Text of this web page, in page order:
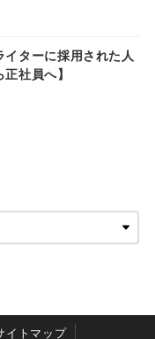
ターに採用された人
社員へ】
イトマップ